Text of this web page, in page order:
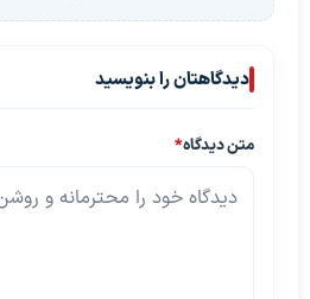
دیدگاهتان را بنویسید
متن دیدگاه*